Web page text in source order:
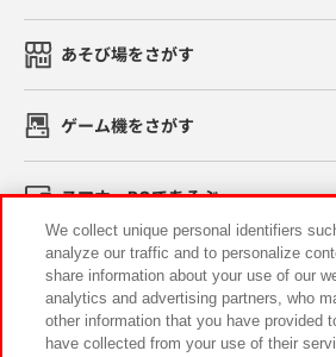
あそび場をさがす
ゲーム機をさがす
スマホ・PCであそぶ
イベント・キャンペーン
We collect unique personal identifiers
analyze our traffic and to personalize
share information about your use of our
analytics and advertising partners, who
other information that you have provided
have collected from your use of their